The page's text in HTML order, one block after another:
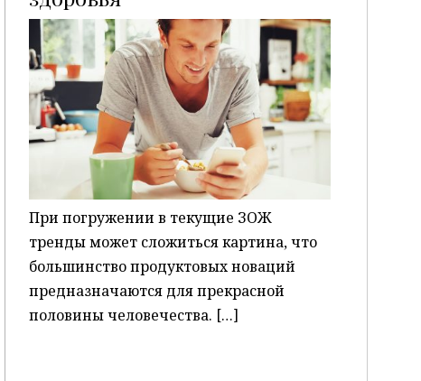
P
При погружении в текущие ЗОЖ
тренды может сложиться картина, что
большинство продуктовых новаций
предназначаются для прекрасной
половины человечества. […]